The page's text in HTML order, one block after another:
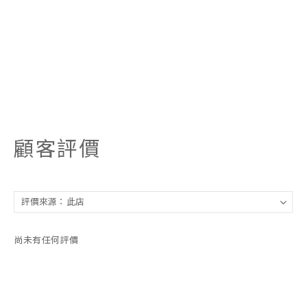
顧客評價
尚未有任何評價